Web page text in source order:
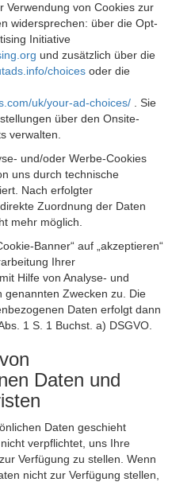
Verwendung von Cookies zur
widersprechen: über die Opt-
Initiative
und zusätzlich über die
choices oder die
uk/your-ad-choices/
. Sie
über den Onsite-
verwalten.
und/oder Werbe-Cookies
uns durch technische
Nach erfolgter
Zuordnung der Daten
mehr möglich.
Banner“ auf „akzeptieren“
Ihrer
Hilfe von Analyse- und
genannten Zwecken zu. Die
Daten erfolgt dann
1 S. 1 Buchst. a) DSGVO.
Daten und
Daten geschieht
verpflichtet, uns Ihre
Verfügung zu stellen. Wenn
nicht zur Verfügung stellen,